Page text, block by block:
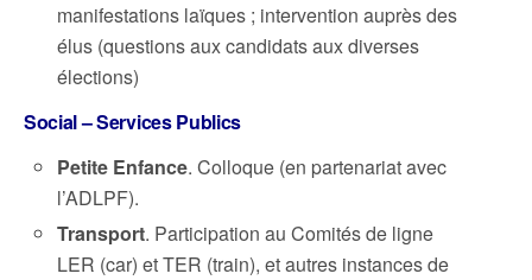
manifestations laïques ; intervention auprès des
élus (questions aux candidats aux diverses
élections)
Social – Services Publics
Petite Enfance. Colloque (en partenariat avec
l’ADLPF).
Transport. Participation au Comités de ligne
LER (car) et TER (train), et autres instances de